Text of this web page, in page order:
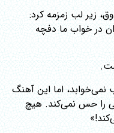
زیر لب زمزمه کرد:
در خواب ما دفچه
اما این آهنگ
را حس نمی‌کند. هیچ